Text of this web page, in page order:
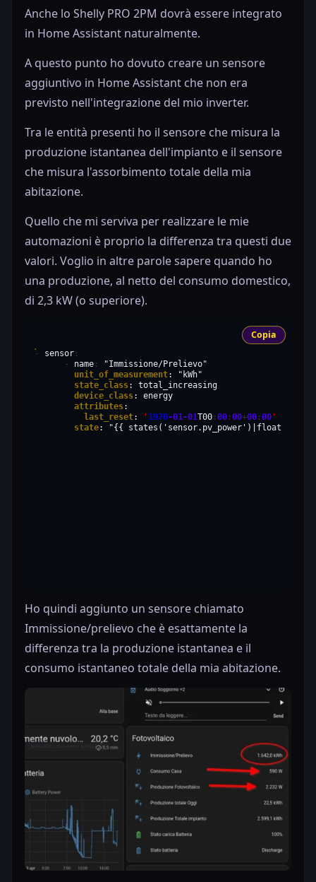
Anche lo Shelly PRO 2PM dovrà essere integrato
in Home Assistant naturalmente.
A questo punto ho dovuto creare un sensore
aggiuntivo in Home Assistant che non era
previsto nell'integrazione del mio inverter.
Tra le entità presenti ho il sensore che misura la
produzione istantanea dell'impianto e il sensore
che misura l'assorbimento totale della mia
abitazione.
Quello che mi serviva per realizzare le mie
automazioni è proprio la differenza tra questi due
valori. Voglio in altre parole sapere quando ho
una produzione, al netto del consumo domestico,
di 2,3 kW (o superiore).
Copia
- sensor :
-
name :
"Immissione/Prelievo"
unit_of_measurement:
"kWh"
state_class:
device_class:
attributes
last_reset: ' 1970-01-01T00 : 00 : 00+00 : 00 '
state: "{{ states('sensor.pv_power')|float -
Ho quindi aggiunto un sensore chiamato
Immissione/prelievo che è esattamente la
differenza tra la produzione istantanea e il
consumo istantaneo totale della mia abitazione.